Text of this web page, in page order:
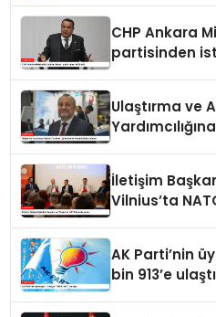
CHP Ankara
partisinden
Ulaştırma ve
İletişim
Vilnius’ta
AK Parti’nin
bin 913’e ulaştı